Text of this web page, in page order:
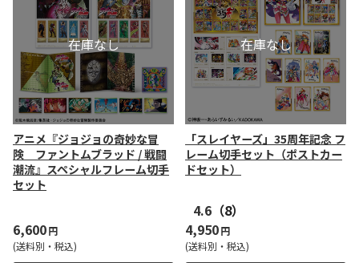
アニメ『ジョジョの奇妙な冒
険 ファントムブラッド / 戦闘
潮流』スペシャルフレーム切手
セット
6,600円
(送料別・税込)
「スレイヤーズ」35周年記念 フ
レーム切手セット（ポストカー
ドセット）
4.6 （8）
4,950円
(送料別・税込)